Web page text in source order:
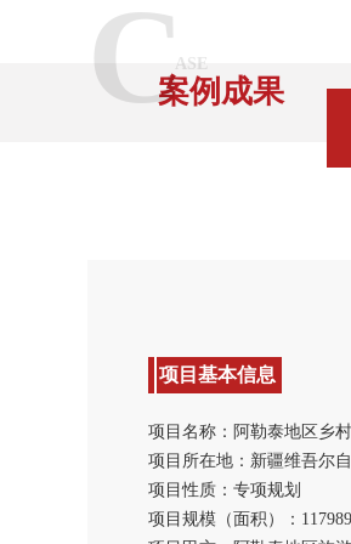
CASE
案例成果
项目基本信息
项目名称：阿勒泰地区乡
项目所在地：新疆维吾尔
项目性质：专项规划
项目规模（面积）：